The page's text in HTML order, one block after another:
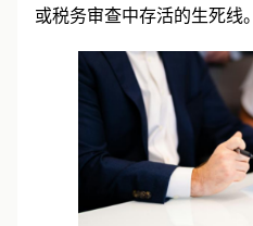
或税务审查中存活的生死线。